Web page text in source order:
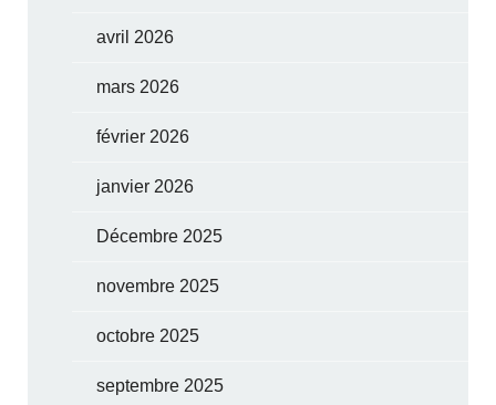
avril 2026
mars 2026
février 2026
janvier 2026
Décembre 2025
novembre 2025
octobre 2025
septembre 2025